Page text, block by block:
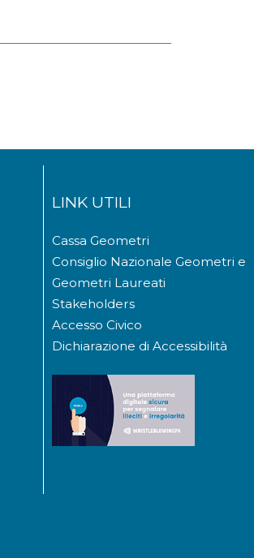
LINK UTILI
Cassa Geometri
Consiglio Nazionale Geometri e
Geometri Laureati
Stakeholders
Accesso Civico
Dichiarazione di Accessibilità